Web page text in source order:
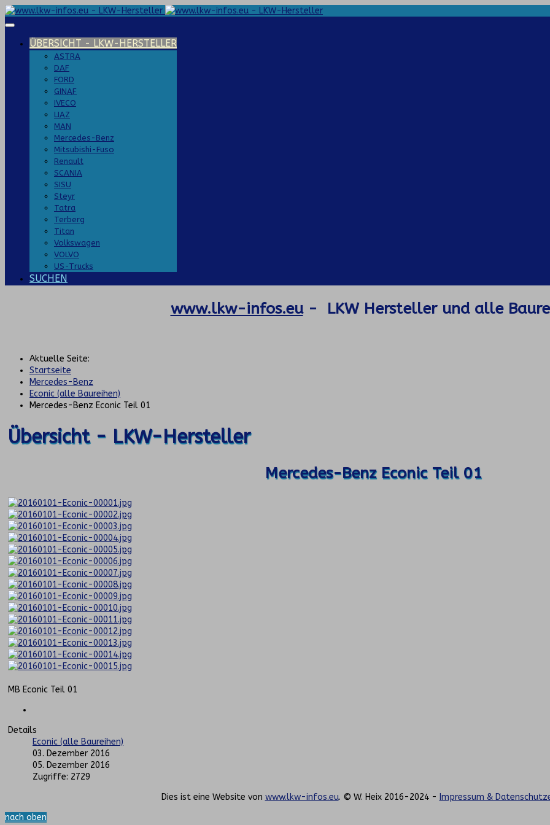
ÜBERSICHT - LKW-HERSTELLER
ASTRA
DAF
FORD
GINAF
IVECO
LIAZ
MAN
Mercedes-Benz
Mitsubishi-Fuso
Renault
SCANIA
SISU
Steyr
Tatra
Terberg
Titan
Volkswagen
VOLVO
US-Trucks
SUCHEN
www.lkw-infos.eu- LKW Hersteller und alle
Aktuelle Seite:
Startseite
Mercedes-Benz
Econic (alle Baureihen)
Mercedes-Benz Econic Teil 01
Übersicht - LKW-Hersteller
Mercedes-Benz Econic Teil 01
MB Econic Teil 01
Details
Econic (alle Baureihen)
03. Dezember 2016
05. Dezember 2016
Zugriffe: 2729
Dies ist eine Website von www.lkw-infos.eu. © W. Heix 2016-2024 - Impressum &
nach oben